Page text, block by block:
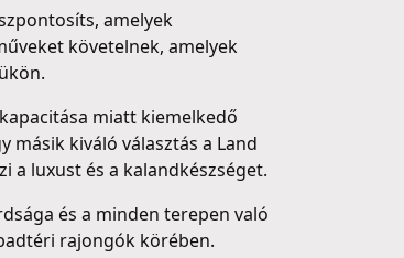
amelyek
követelnek, amelyek
miatt kiemelkedő
másik kiváló választás a Land
a luxust és a kalandkészséget.
és a minden terepen való
rajongók körében.